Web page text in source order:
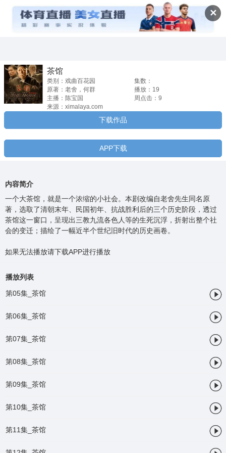
✕
茶馆 
茶馆
类别：戏曲百花园
集数：
原著：老舍，何群
播放：19
主播：陈宝国
周点击：9
来源：ximalaya.com
下载作品
APP下载
内容简介
一个大茶馆，就是一个浓缩的小社会。本剧改编自老舍先生同名原
著，选取了清朝末年、民国初年、抗战胜利后的三个历史阶段，透过
茶馆这一窗口，呈现出三教九流各色人等的生死沉浮，折射出整个社
会的变迁；描绘了一幅近半个世纪旧时代的历史画卷。
如果无法播放请下载APP进行播放
播放列表
第05集_茶馆

第06集_茶馆 
第07集_茶馆 
第08集_茶馆 
第09集_茶馆 
第10集_茶馆 
第11集_茶馆 